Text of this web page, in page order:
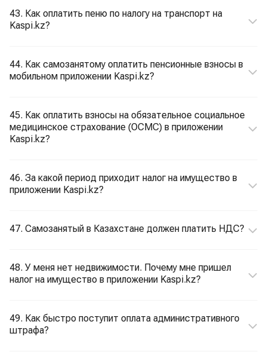
43. Как оплатить пеню по налогу на транспорт на
Kaspi.kz?
44. Как самозанятому оплатить пенсионные взносы в
мобильном приложении Kaspi.kz?
45. Как оплатить взносы на обязательное социальное
медицинское страхование (ОСМС) в приложении
Kaspi.kz?
46. За какой период приходит налог на имущество в
приложении Kaspi.kz?
47. Самозанятый в Казахстане должен платить НДС?
48. У меня нет недвижимости. Почему мне пришел
налог на имущество в приложении Kaspi.kz?
49. Как быстро поступит оплата административного
штрафа?